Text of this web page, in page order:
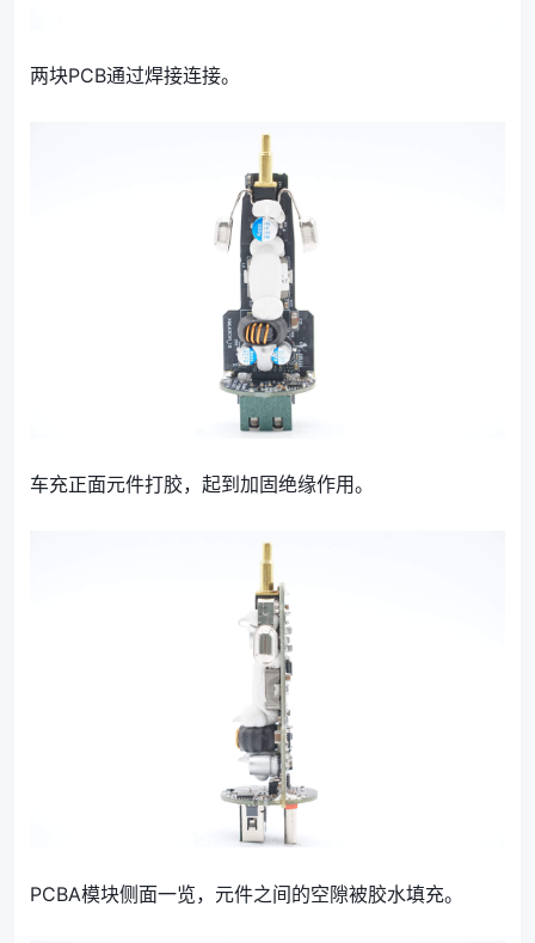
两块PCB通过焊接连接。
车充正面元件打胶，起到加固绝缘作用。
PCBA模块侧面一览，元件之间的空隙被胶水填充。